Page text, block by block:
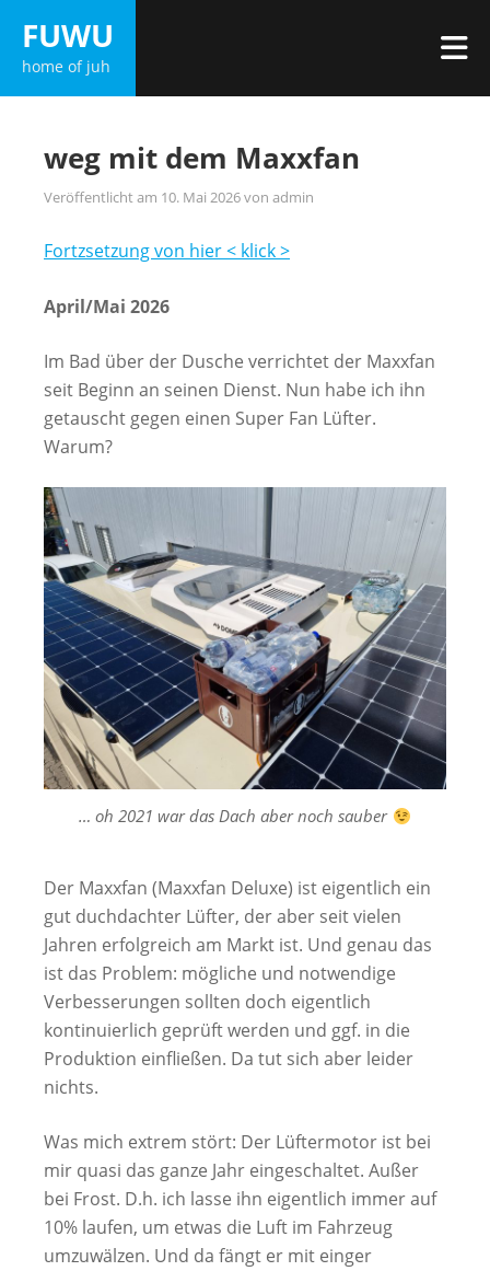
Inhalt
springen
FUWU
home of juh
weg mit dem Maxxfan
Veröffentlicht am 10. Mai 2026von admin
Fortzsetzung von hier < klick >
April/Mai 2026
Im Bad über der Dusche verrichtet der Maxxfan
seit Beginn an seinen Dienst. Nun habe ich ihn
getauscht gegen einen Super Fan Lüfter.
Warum?
… oh 2021 war das Dach aber noch sauber
Der Maxxfan (Maxxfan Deluxe) ist eigentlich ein
gut duchdachter Lüfter, der aber seit vielen
Jahren erfolgreich am Markt ist. Und genau das
ist das Problem: mögliche und notwendige
Verbesserungen sollten doch eigentlich
kontinuierlich geprüft werden und ggf. in die
Produktion einfließen. Da tut sich aber leider
nichts.
Was mich extrem stört: Der Lüftermotor ist bei
mir quasi das ganze Jahr eingeschaltet. Außer
bei Frost. D.h. ich lasse ihn eigentlich immer auf
10% laufen, um etwas die Luft im Fahrzeug
umzuwälzen. Und da fängt er mit einger